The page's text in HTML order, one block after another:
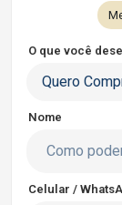
O que você
Quero
Nome
Celular /